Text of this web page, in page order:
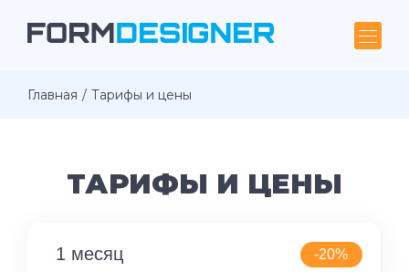
Главная Тарифы и цены
ТАРИФЫ И ЦЕНЫ
1 месяц -20%